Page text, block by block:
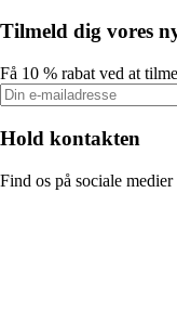
Tilmeld dig vores
Få 10 % rabat ved at
Hold kontakten
Find os på sociale medier